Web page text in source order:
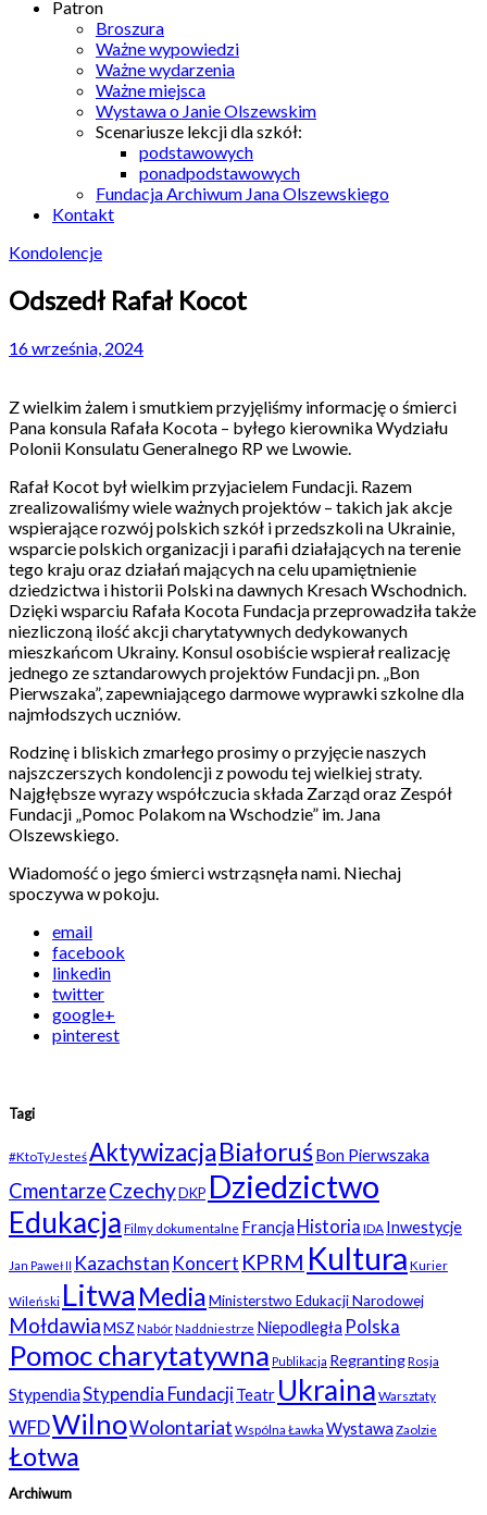
Patron
Broszura
Ważne wypowiedzi
Ważne wydarzenia
Ważne miejsca
Wystawa o Janie Olszewskim
Scenariusze lekcji dla szkół:
podstawowych
ponadpodstawowych
Fundacja Archiwum Jana Olszewskiego
Kontakt
Kondolencje
Odszedł Rafał Kocot
16 września, 2024
Z wielkim żalem i smutkiem przyjęliśmy informację o śmierci
Pana konsula Rafała Kocota – byłego kierownika Wydziału
Polonii Konsulatu Generalnego RP we Lwowie.
Rafał Kocot był wielkim przyjacielem Fundacji. Razem
zrealizowaliśmy wiele ważnych projektów – takich jak akcje
wspierające rozwój polskich szkół i przedszkoli na Ukrainie,
wsparcie polskich organizacji i parafii działających na terenie
tego kraju oraz działań mających na celu upamiętnienie
dziedzictwa i historii Polski na dawnych Kresach Wschodnich.
Dzięki wsparciu Rafała Kocota Fundacja przeprowadziła także
niezliczoną ilość akcji charytatywnych dedykowanych
mieszkańcom Ukrainy. Konsul osobiście wspierał realizację
jednego ze sztandarowych projektów Fundacji pn. „Bon
Pierwszaka”, zapewniającego darmowe wyprawki szkolne dla
najmłodszych uczniów.
Rodzinę i bliskich zmarłego prosimy o przyjęcie naszych
najszczerszych kondolencji z powodu tej wielkiej straty.
Najgłębsze wyrazy współczucia składa Zarząd oraz Zespół
Fundacji „Pomoc Polakom na Wschodzie” im. Jana
Olszewskiego.
Wiadomość o jego śmierci wstrząsnęła nami. Niechaj
spoczywa w pokoju.
email
facebook
linkedin
twitter
google+
pinterest
Tagi
#KtoTyJesteśAktywizacjaBiałoruśBon Pierwszaka
CmentarzeCzechyDKP Dziedzictwo
Edukacja Filmy dokumentalne Francja Historia IDA Inwestycje
Jan Paweł II Kazachstan Koncert KPRM Kultura Kurier
Wileński Litwa MediaMinisterstwo Edukacji Narodowej
MołdawiaMSZ NabórNaddniestrze Niepodległa Polska
Pomoc charytatywna Publikacja RegrantingRosja
StypendiaStypendia FundacjiTeatr Ukraina Warsztaty
WFDWilnoWolontariat Wspólna Ławka Wystawa Zaolzie
Łotwa
Archiwum